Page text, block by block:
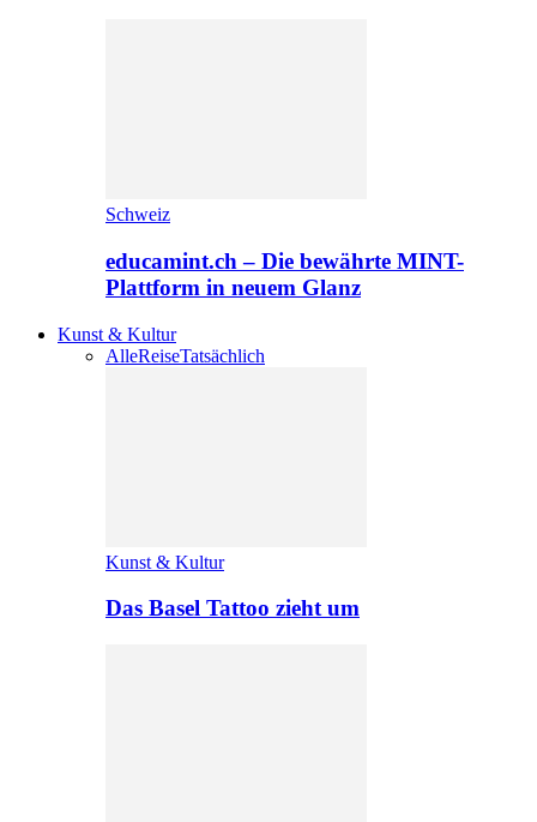
Schweiz
educamint.ch – Die bewährte MINT-
Plattform in neuem Glanz
Kunst & Kultur
AlleReiseTatsächlich
Kunst & Kultur
Das Basel Tattoo zieht um